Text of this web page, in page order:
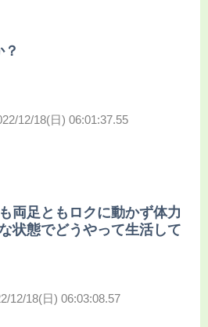
12/18(日) 06:01:37.55
両足ともロクに動かず体力
状態でどうやって生活して
12/18(日) 06:03:08.57